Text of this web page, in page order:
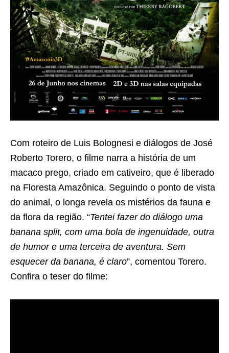
Com roteiro de Luis Bolognesi e diálogos de José
Roberto Torero, o filme narra a história de um
macaco prego, criado em cativeiro, que é liberado
na Floresta Amazônica. Seguindo o ponto de vista
do animal, o longa revela os mistérios da fauna e
da flora da região. “Tentei fazer do diálogo uma
banana split, com uma bola de ingenuidade, outra
de humor e uma terceira de aventura. Sem
esquecer da banana, é claro”, comentou Torero.
Confira o teser do filme: